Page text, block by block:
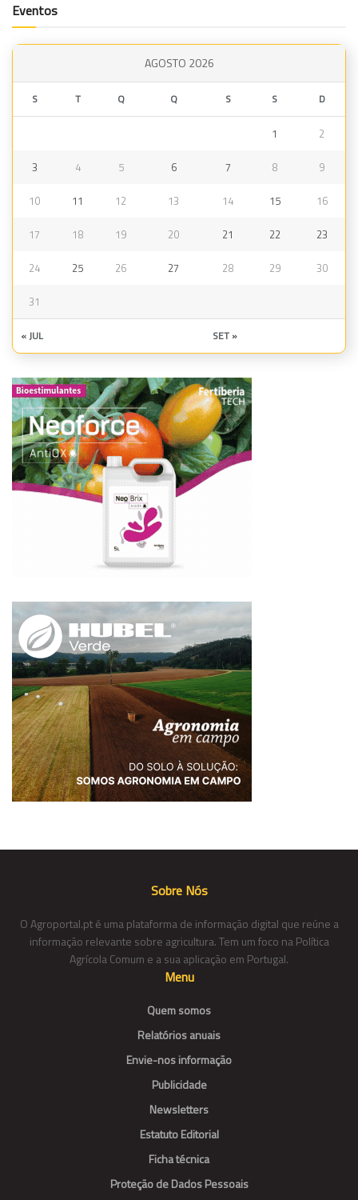
Eventos
AGOSTO 2026
S T Q Q S S D
1 2
3 4 5 6 7 8 9
10 11 12 13 14 15 16
17 18 19 20 21 22 23
24 25 26 27 28 29 30
31
« JUL SET »
Sobre Nós
O Agroportal.pt é uma plataforma de informação digital que reúne a
informação relevante sobre agricultura. Tem um foco na Política
Agrícola Comum e a sua aplicação em Portugal.
Menu
Quem somos
Relatórios anuais
Envie-nos informação
Publicidade
Newsletters
Estatuto Editorial
Ficha técnica
Proteção de Dados Pessoais